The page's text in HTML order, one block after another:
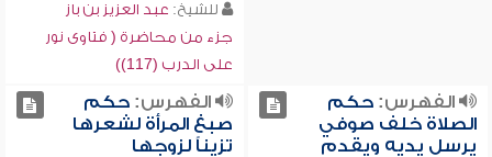
للشيخ: عبد العزيز بن باز
جزء من محاضرة ( فتاوى نور
على الدرب (117))
الفهرس:حكم
الصلاة خلف صوفي
يرسل يديه ويقدم
الفهرس:حكم
صبغ المرأة لشعرها
تزيناً لزوجها